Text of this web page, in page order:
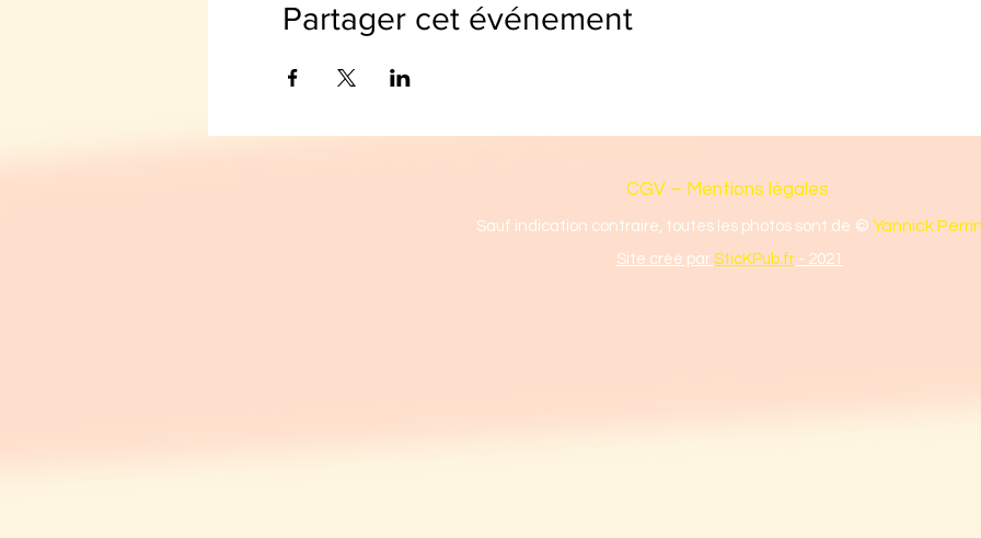
Partager cet événement
CGV – Mentions légales
Sauf indication contraire, toutes les photos sont de © Yannick
Site créé par SticKPub.fr - 2021